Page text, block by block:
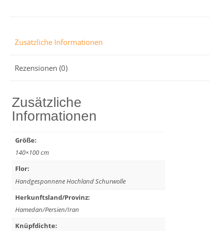
Zusätzliche Informationen
Rezensionen (0)
Zusätzliche
Informationen
Größe:
140×100 cm
Flor:
Handgesponnene Hochland Schurwolle
Herkunftsland/Provinz:
Hamedan/Persien/Iran
Knüpfdichte: